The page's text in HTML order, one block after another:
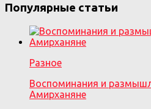
Популярные статьи
Разное
Воспоминания и
Амирханяне